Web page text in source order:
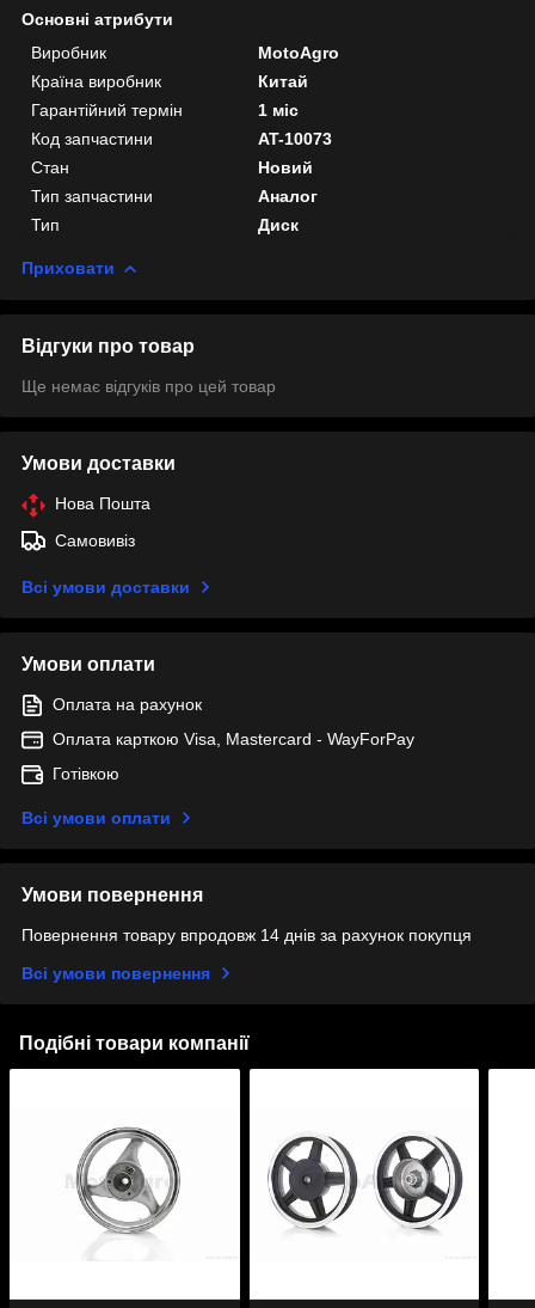
Основні атрибути
Виробник
MotoAgro
Країна виробник
Китай
Гарантійний термін
1 міс
Код запчастини
AT-10073
Стан
Новий
Тип запчастини
Аналог
Тип
Диск
Приховати
Відгуки про товар
Ще немає відгуків про цей товар
Умови доставки
Нова Пошта
Самовивіз
Всі умови доставки
Умови оплати
Оплата на рахунок
Оплата карткою Visa, Mastercard - WayForPay
Готівкою
Всі умови оплати
Умови повернення
Повернення товару впродовж 14 днів за рахунок покупця
Всі умови повернення
Подібні товари компанії